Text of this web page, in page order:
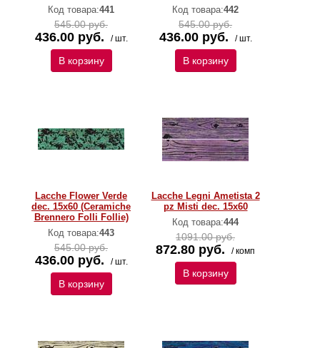
Код товара:441
545.00 руб.
436.00 руб. / шт.
В корзину
Код товара:442
545.00 руб.
436.00 руб. / шт.
В корзину
Lacche Flower Verde
dec. 15x60 (Ceramiche
Brennero Folli Follie)
Код товара:443
545.00 руб.
436.00 руб. / шт.
В корзину
Lacche Legni Ametista 2
pz Misti dec. 15x60
Код товара:444
1091.00 руб.
872.80 руб. / комп
В корзину